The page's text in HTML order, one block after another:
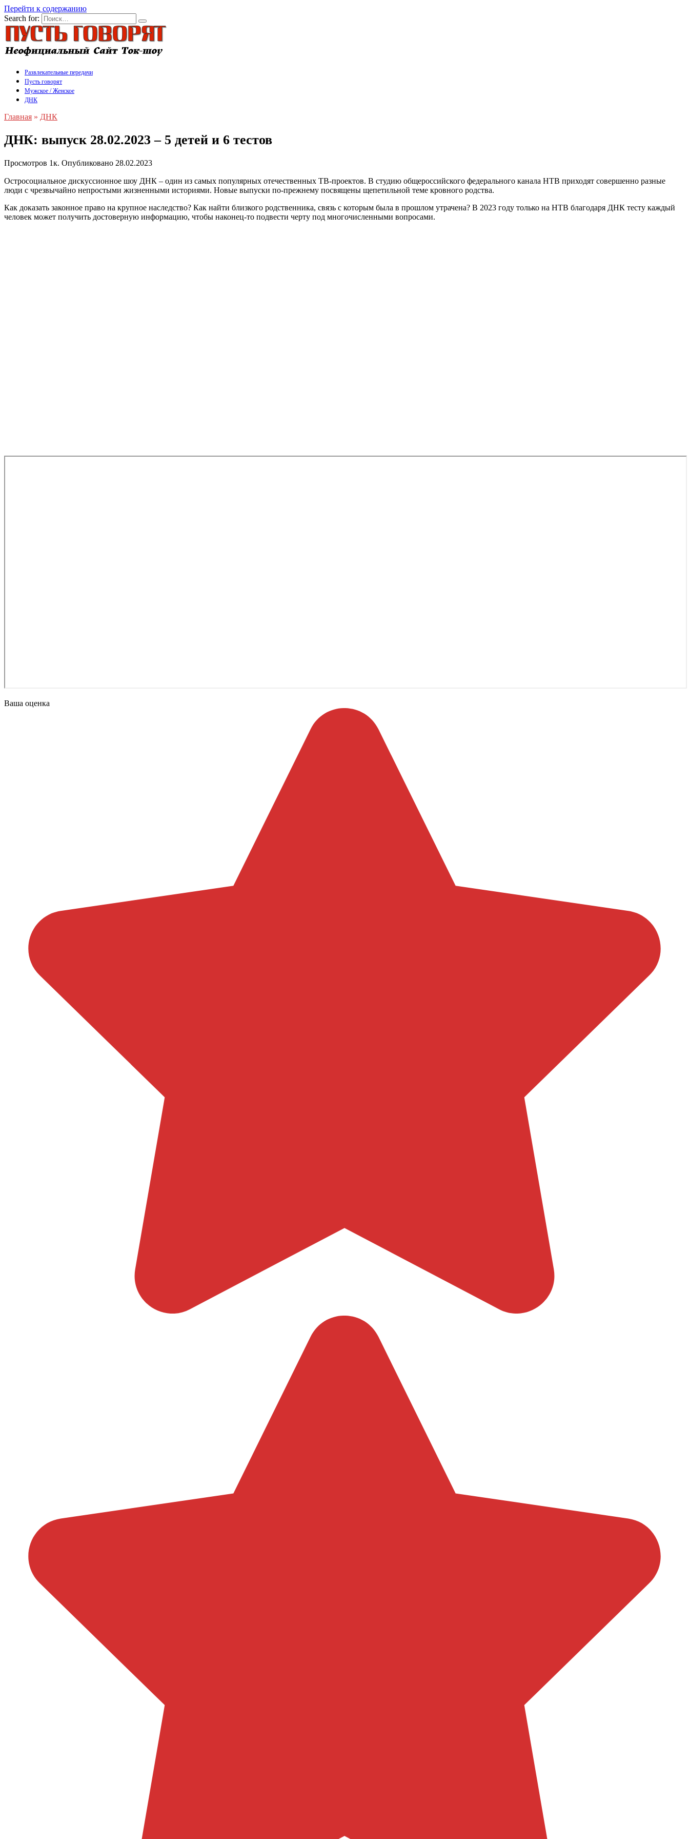
Перейти к содержанию
Search for:
Развлекательные передачи
Пусть говорят
Мужское / Женское
ДНК
Главная » ДНК
ДНК: выпуск 28.02.2023 – 5 детей и 6 тестов
Просмотров 1к. Опубликовано 28.02.2023
Остросоциальное дискуссионное шоу ДНК – один из самых популярных отечественных ТВ-проектов. В студию общероссийского федерального канала НТВ приходят совершенно разные
люди с чрезвычайно непростыми жизненными историями. Новые выпуски по-прежнему посвящены щепетильной теме кровного родства.
Как доказать законное право на крупное наследство? Как найти близкого родственника, связь с которым была в прошлом утрачена? В 2023 году только на НТВ благодаря ДНК тесту каждый
человек может получить достоверную информацию, чтобы наконец-то подвести черту под многочисленными вопросами.
Ваша оценка